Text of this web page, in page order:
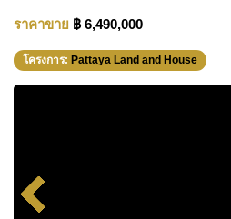
ราคาขาย ฿ 6,490,000
โครงการ: Pattaya Land and House